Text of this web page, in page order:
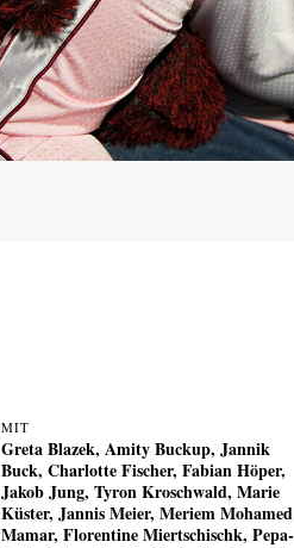
MIT
Greta Blazek, Amity Buckup, Jannik
Buck, Charlotte Fischer, Fabian Höper,
Jakob Jung, Tyron Kroschwald, Marie
Küster, Jannis Meier, Meriem Mohamed
Mamar, Florentine Miertschischk, Pepa-